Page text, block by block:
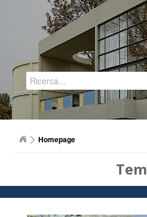
Regione Emilia-Romagna
Homepage